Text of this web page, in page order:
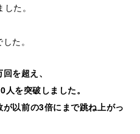
た。
た。
を超え、
を突破しました。
以前の3倍にまで跳ね上がっ